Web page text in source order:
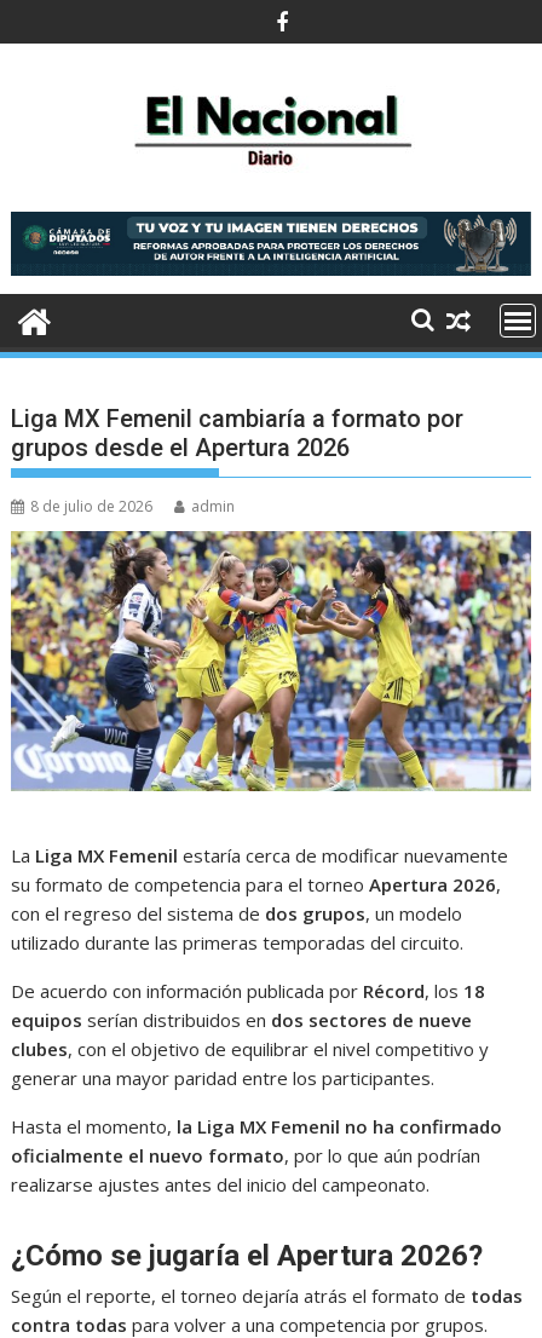
al
Liga MX Femenil cambiaría a formato por
grupos desde el Apertura 2026
8 de julio de 2026 admin
La Liga MX Femenil estaría cerca de modificar nuevamente
su formato de competencia para el torneoApertura 2026,
con el regreso del sistema de dos grupos, un modelo
utilizado durante las primeras temporadas del circuito.
De acuerdo con información publicada por Récord, los 18
equipos serían distribuidos en dos sectores de nueve
clubes, con el objetivo de equilibrar el nivel competitivo y
generar una mayor paridad entre los participantes.
Hasta el momento, la Liga MX Femenil no ha confirmado
oficialmente el nuevo formato, por lo que aún podrían
realizarse ajustes antes del inicio del campeonato.
¿Cómo se jugaría el Apertura 2026?
Según el reporte, el torneo dejaría atrás el formato de todas
contra todas para volver a una competencia por grupos.